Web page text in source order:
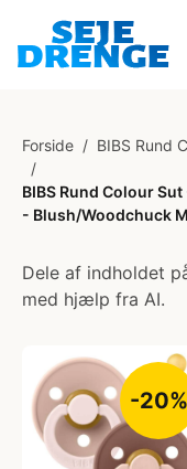
Forside / BIBS Rund
/
BIBS Rund Colour
- Blush/Woodchuck
Dele af indholdet
med hjælp fra AI.
-20%